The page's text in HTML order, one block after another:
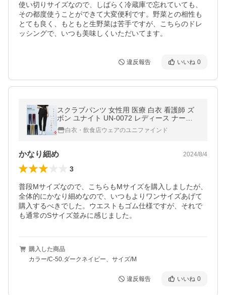
使い切りサイズなので、しばらく冷蔵庫で忘れていても、
その都度使うことができて大変便利です。野菜との相性も
とても良く、もともと生野菜は苦手ですが、こちらのドレ
ッシングで、いつも美味しくいただいてます。
違反報告 いいね 0
スクラブパンツ 女性用 医療 白衣 看護師 ズ
ボン ユナイト UN-0072 レディース ナース
介護士 病院 クリニック 整骨院 医者 ストレ
ッチ 制菌 UNITE
白衣・飲食店ウェアのユニファインド
かなり細め 2024/8/4
3
普段Mサイズなので、こちらもMサイズを購入しましたが、
全体的にかなり細めなので、いつもよりワンサイズあげて
購入するべきでした。ウエストもゴム仕様ですが、それで
も通常のSサイズ並みに感じました。
購入した商品
カラー/C-50.ダークネイビー、サイズ/M
違反報告 いいね 0